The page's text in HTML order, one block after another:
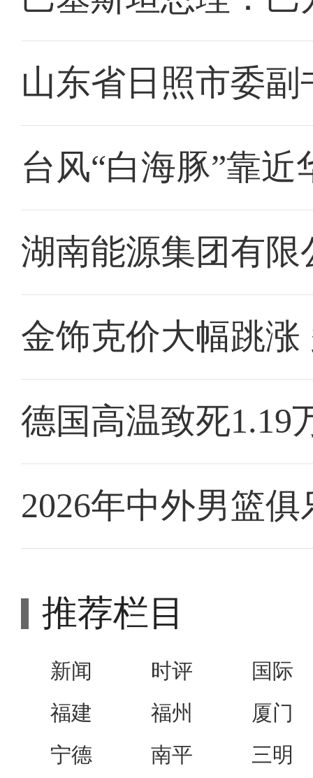
山东省日照市委
台风“白海豚”靠近
湖南能源集团有
金饰克价大幅跳
德国高温致死
2026年中外男篮
推荐栏目
新闻 时评
国际
福建
福州
厦门
宁德
南平 三明